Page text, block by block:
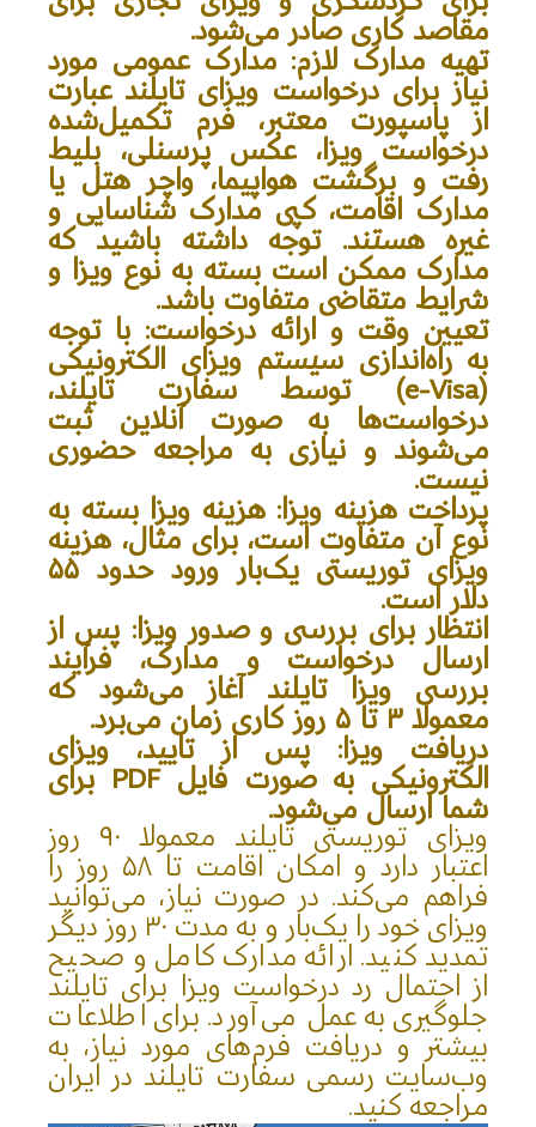
مقاصد کاری صادر می‌شود.
تهیه مدارک لازم: مدارک عمومی مورد
نیاز برای درخواست ویزای تایلند عبارت
از پاسپورت معتبر، فرم تکمیل‌شده
درخواست ویزا، عکس پرسنلی، بلیط
رفت و برگشت هواپیما، واچر هتل یا
مدارک اقامت، کپی مدارک شناسایی و
غیره هستند. توجه داشته باشید که
مدارک ممکن است بسته به نوع ویزا و
شرایط متقاضی متفاوت باشد.
تعیین وقت و ارائه درخواست: با توجه
به راه‌اندازی سیستم ویزای الکترونیکی
(e-Visa) توسط سفارت تایلند،
درخواست‌ها به صورت آنلاین ثبت
می‌شوند و نیازی به مراجعه حضوری
نیست.
پرداخت هزینه ویزا: هزینه ویزا بسته به
نوع آن متفاوت است، برای مثال، هزینه
ویزای توریستی یک‌بار ورود حدود ۵۵
دلار است.
انتظار برای بررسی و صدور ویزا: پس از
ارسال درخواست و مدارک، فرآیند
بررسی ویزا تایلند آغاز می‌شود که
معمولا ۳ تا ۵ روز کاری زمان می‌برد.
دریافت ویزا: پس از تایید، ویزای
الکترونیکی به صورت فایل PDF برای
شما ارسال می‌شود.
ویزای توریستی تایلند معمولا ۹۰ روز
اعتبار دارد و امکان اقامت تا ۵۸ روز را
فراهم می‌کند. در صورت نیاز، می‌توانید
ویزای خود را یک‌بار و به مدت ۳۰ روز دیگر
تمدید کنید. ارائه مدارک کامل و صحیح
از احتمال رد درخواست ویزا برای تایلند
جلوگیری به عمل می‌آورد. برای اطلاعات
بیشتر و دریافت فرم‌های مورد نیاز، به
وب‌سایت رسمی سفارت تایلند در ایران
مراجعه کنید.